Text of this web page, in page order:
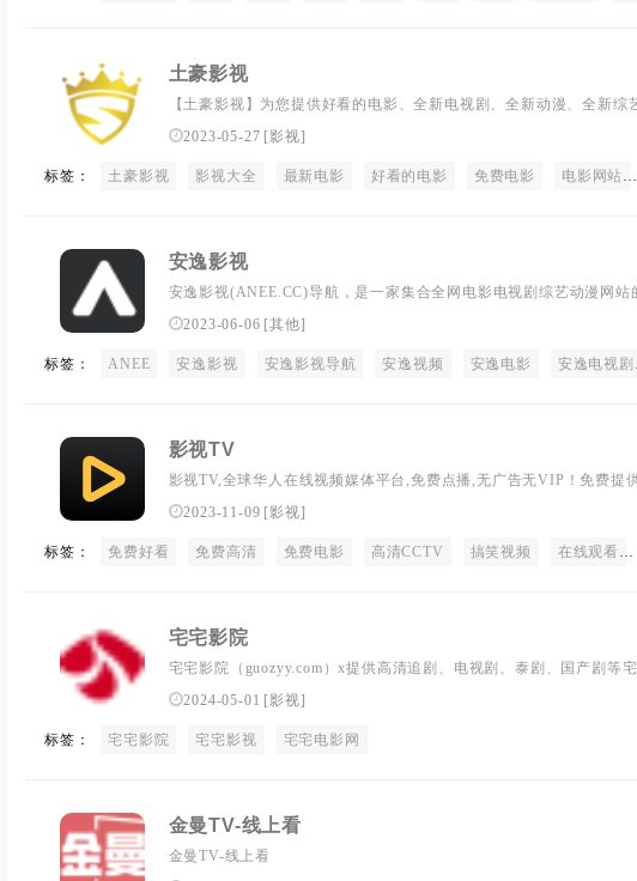
土豪影视
【土豪影视】为您提供好看的电影、全新电视剧、全新动漫、全新综
在线观看lunli电影、动作片、 喜剧片、爱情片、搞笑片等全新电影，
2023-05-27 [影视]
标签： 土豪影视 影视大全 最新电影 好看的电影 免费电影 电影网站
安逸影视
安逸影视(ANEE.CC)导航，是一家集合全网电影电视剧综艺动漫网站
站，目前已收录多家高清在线或蓝光片源下载网站，也有多家隐藏电
2023-06-06 [其他]
标签： ANEE 安逸影视 安逸影视导航 安逸视频 安逸电影 安逸电视剧
影视TV
影视TV,全球华人在线视频媒体平台,免费点播,无广告无VIP！免费提
视剧,综艺,动漫,台劇,日劇,泰劇,韩剧,美剧等。
2023-11-09 [影视]
标签： 免费好看 免费高清 免费电影 高清CCTV 搞笑视频 在线观看
宅宅影院
宅宅影院（guozyy.com）x提供高清追剧、电视剧、泰剧、国产剧等
典的宅宅tv大片，x看宅宅x超前点播，支持投屏/电脑/手机/平板pad**
2024-05-01 [影视]
标签： 宅宅影院 宅宅影视 宅宅电影网
金曼TV-线上看
金曼TV-线上看